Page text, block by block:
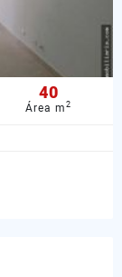
40
Área m2